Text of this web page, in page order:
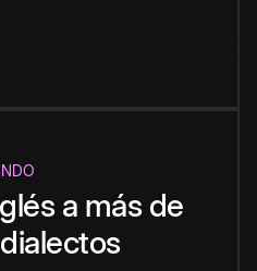
a más de